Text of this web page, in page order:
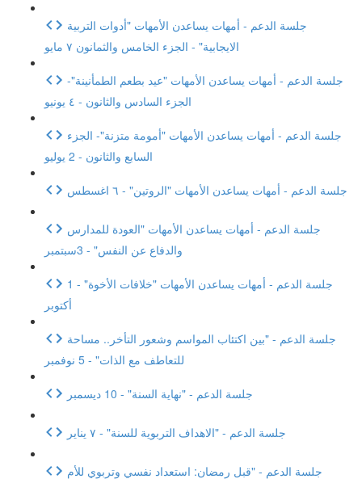
جلسة الدعم - أمهات يساعدن الأمهات "أدوات التربية
الايجابية" - الجزء الخامس والثمانون ٧ مايو
جلسة الدعم - أمهات يساعدن الأمهات "عيد بطعم الطمأنينة"-
الجزء السادس والثانون - ٤ يونيو
جلسة الدعم - أمهات يساعدن الأمهات "أمومة متزنة"- الجزء
السابع والثانون - 2 يوليو
جلسة الدعم - أمهات يساعدن الأمهات "الروتين" - ٦ اغسطس
جلسة الدعم - أمهات يساعدن الأمهات "العودة للمدارس
والدفاع عن النفس" - 3سبتمبر
جلسة الدعم - أمهات يساعدن الأمهات "خلافات الأخوة" - 1
أكتوبر
جلسة الدعم - "بين اكتئاب المواسم وشعور التأخر.. مساحة
للتعاطف مع الذات" - 5 نوفمبر
جلسة الدعم - "نهاية السنة" - 10 ديسمبر
جلسة الدعم - "الاهداف التربوية للسنة" - ٧ يناير
جلسة الدعم - "قبل رمضان: استعداد نفسي وتربوي للأم